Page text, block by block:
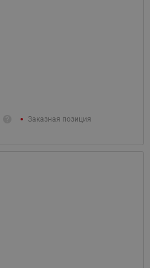
Заказная позиция